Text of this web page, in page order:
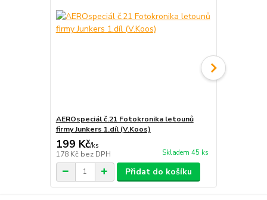
AEROspeciál č.21 Fotokronika letounů
firmy Junkers 1.díl (V.Koos)
199 Kč/ks
178 Kč bez DPH Skladem 45 ks
Přidat do košíku